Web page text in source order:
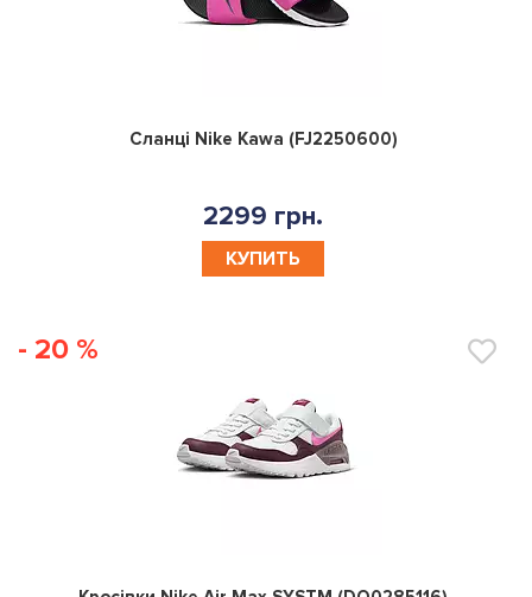
0
Сланці Nike Kawa (FJ2250600)
2299 грн.
КУПИТЬ
- 20 %
0